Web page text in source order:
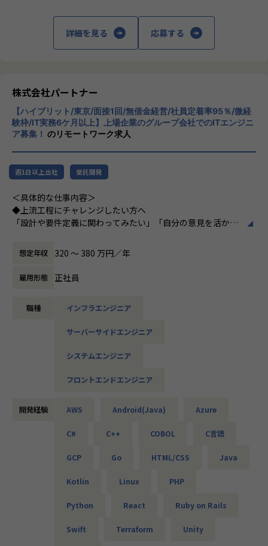
└配属先はチーム＋教育係体制で、すぐ相談できる環境を整
・営業＆キャリアアドバイザーが伴走
└日常的に連絡しやすく、安心して話せる関係性を構築。
・トラブル時は当日中に対応
└問題発生時は営業とアドバイザーが即対応し、迅速に調
整。
・勉強会・交流会を年2回実施
└他案件の社員ともつながれる場を用意。ナレッジ共有も活
発です。
会社の定める範囲
回の面談を通じて方向性を確認しながら、段階的にマネジメ
ントスキルを磨けるようサポートします。リーダー未経験か
＜チーム組織構成＞
入社後は原則2名以上のチームに配属されるため、一人現場
や丸投げはないです。
また、経験値に応じて先輩がフォローに入り、定例MTGやチ
▼年齢構成
平均年齢32.5歳
▼定着率
95％（2024年8月時点／1年以内）
＜その他プロジェクト事例＞
・オンラインヨガプラットフォームの要件定義・設計（Rub
・自社ECサイトの新規立ち上げ（要件定義～運用／TypeScr
・大手メーカー向け製造システムの業務改善プロジェクト
・ECクラウド基盤設計（AWS／VMware）
・大手クライアント向け仮想環境移行・導入（Windows／A
＜安心のサポート体制＞
└配属先はチーム＋教育係体制で、すぐ相談できる環境を整
└入社直後は毎月、その後は隔月で面談。業務・人間関係・
詳細を見る 応募する
株式会社パートナー
【ハイブリット/東京/面接1回/無借金経営/社員定着率95％/微経
験枠/IT実務6ケ月以上】上場企業のグループ会社でのITエンジニ
ア募集！ のリモートワーク求人
週1日以上出社 受託開発
＜具体的な仕事内容＞
◆上流工程にチャレンジしたい方へ
「設計や要件定義に関わってみたい」「自分の意見を活かせ
そんな方には700社以上の中からスキルや希望に合う案件を
ご紹介しています。
たとえば、ヨガ配信アプリやECサイトの新規開発、クラウド
設計など、上流フェーズから関われる案件も豊富です。ま
ひとりで悩まず、安心して挑戦できます。
◆落ち着いた環境で、長く働きたい方へ
OKの案件も多く、週2～3日出社が基本。残業は月9時間ほど
現場には教育担当がつき、月1回の面談やチャット相談も実
にも柔軟に対応しています。
◆マネジメントにも挑戦したい方へ
回の面談を通じて方向性を確認しながら、段階的にマネジメ
ら活躍している社員も多数。女性管理職も在籍しており、年
齢や性別を問わずフェアに評価される環境です。
想定年収 320 〜 380 万円／年
雇用形態 正社員
職種 インフラエンジニア
サーバーサイドエンジニア
システムエンジニア
フロントエンドエンジニア
開発経験 AWS Android(Java) Azure
C# C++ COBOL C言語
GCP Go HTML/CSS Java
Kotlin Linux PHP
Python React Ruby on Rails
Swift Terraform Unity